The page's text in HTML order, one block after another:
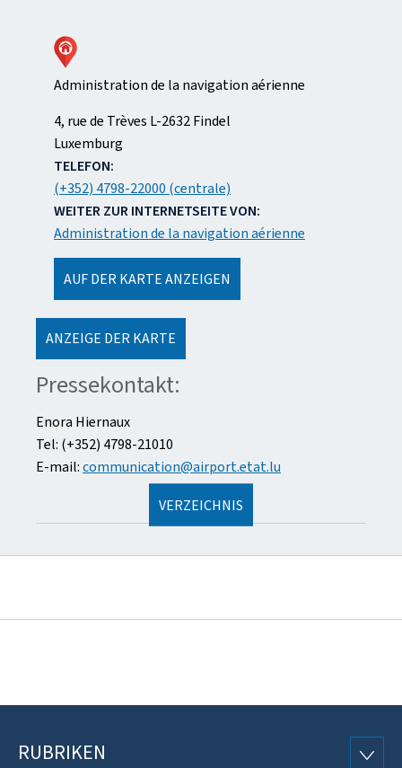
Administration de la navigation aérienne
ADRESSE:
4, rue de Trèves L-2632Findel
Luxemburg
TELEFON:
(+352) 4798-22000 (centrale)
WEITER ZUR INTERNETSEITE VON:
Administration de la navigation aérienne
AUF DER KARTE ANZEIGEN
ANZEIGE DER KARTE
Pressekontakt:
Enora Hiernaux
Tel: (+352) 4798-21010
E-mail:communication@airport.etat.lu
VERZEICHNIS
Footer
RUBRIKEN